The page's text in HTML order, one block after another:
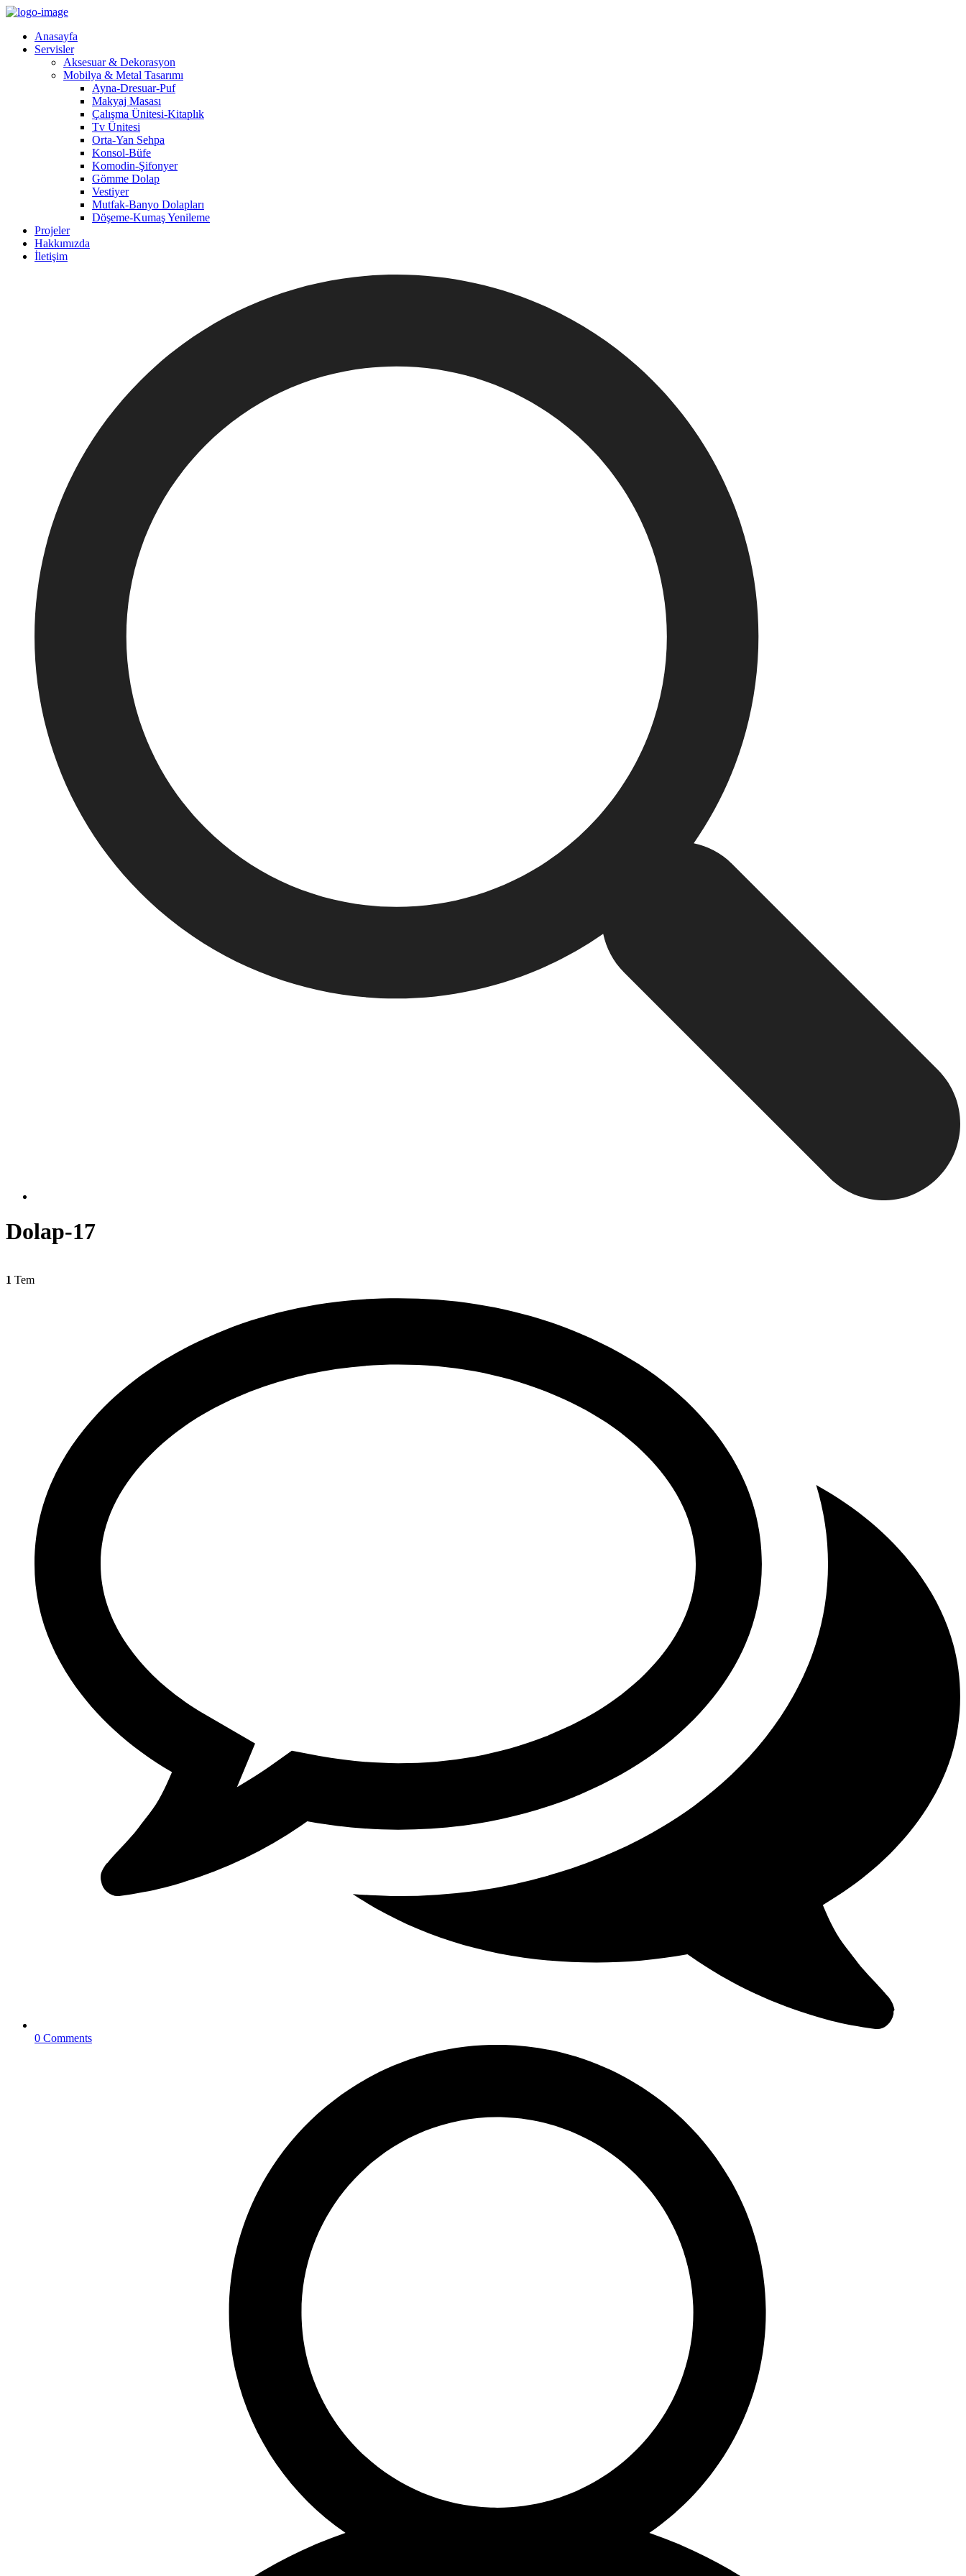
Anasayfa
Servisler
Aksesuar & Dekorasyon
Mobilya & Metal Tasarımı
Ayna-Dresuar-Puf
Makyaj Masası
Çalışma Ünitesi-Kitaplık
Tv Ünitesi
Orta-Yan Sehpa
Konsol-Büfe
Komodin-Şifonyer
Gömme Dolap
Vestiyer
Mutfak-Banyo Dolapları
Döşeme-Kumaş Yenileme
Projeler
Hakkımızda
İletişim
Dolap-17
1 Tem
0 Comments